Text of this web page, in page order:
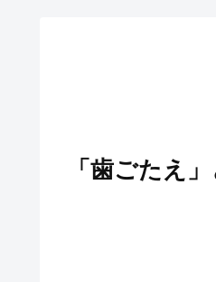
「歯ごたえ